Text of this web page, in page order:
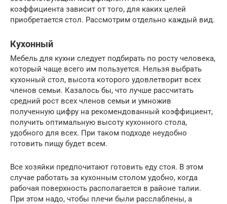
коэффициента зависит от того, для каких целей
приобретается стол. Рассмотрим отдельно каждый вид.
Кухонный
Мебель для кухни следует подбирать по росту человека,
который чаще всего им пользуется. Нельзя выбрать
кухонный стол, высота которого удовлетворит всех
членов семьи. Казалось бы, что лучше рассчитать
средний рост всех членов семьи и умножив
полученную цифру на рекомендованный коэффициент,
получить оптимальную высоту кухонного стола,
удобного для всех. При таком подходе неудобно
готовить пищу будет всем.
Все хозяйки предпочитают готовить еду стоя. В этом
случае работать за кухонным столом удобно, когда
рабочая поверхность располагается в районе талии.
При этом надо, чтобы плечи были расслаблены, а